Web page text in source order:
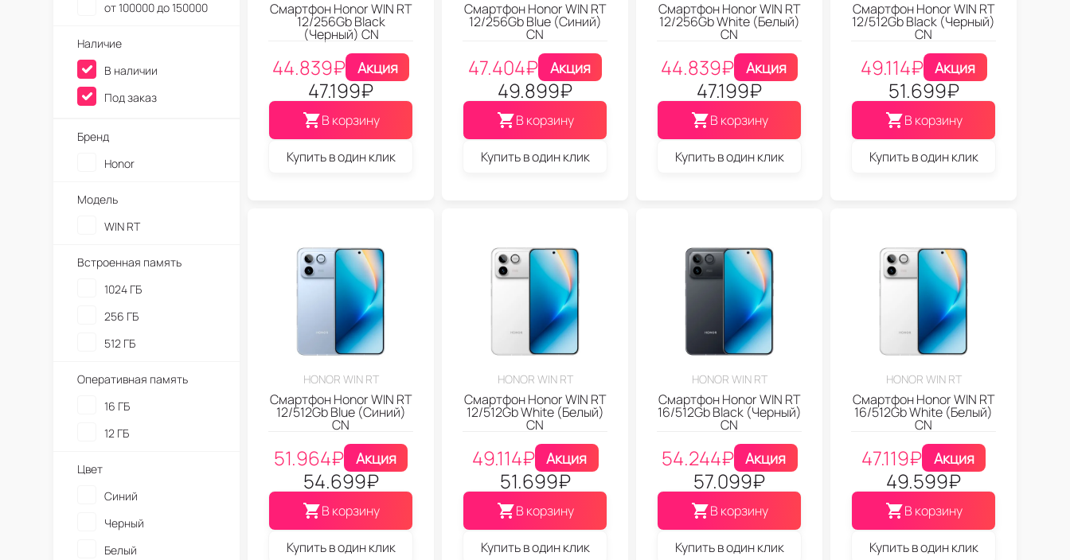
Смартфон Honor WIN RT
12/256Gb Black
(Черный) CN
44.839₽ Акция
47.199₽
В корзину
Купить в один клик
Смартфон Honor WIN RT
12/256Gb Blue (Синий)
CN
47.404₽ Акция
49.899₽
В корзину
Купить в один клик
Смартфон Honor WIN RT
12/256Gb White (Белый)
CN
44.839₽ Акция
47.199₽
В корзину
Купить в один клик
Смартфон Honor WIN RT
12/512Gb Black (Черный)
CN
49.114₽ Акция
51.699₽
В корзину
Купить в один клик
HONOR WIN RT
Смартфон Honor WIN RT
12/512Gb Blue (Синий)
CN
51.964₽ Акция
54.699₽
В корзину
Купить в один клик
HONOR WIN RT
Смартфон Honor WIN RT
12/512Gb White (Белый)
CN
49.114₽ Акция
51.699₽
В корзину
Купить в один клик
HONOR WIN RT
Смартфон Honor WIN RT
16/512Gb Black (Черный)
CN
54.244₽ Акция
57.099₽
В корзину
Купить в один клик
HONOR WIN RT
Смартфон Honor WIN RT
16/512Gb White (Белый)
CN
47.119₽ Акция
49.599₽
В корзину
Купить в один клик
от 100000 до 150000
Наличие
В наличии
Под заказ
Бренд
Honor
Модель
WIN RT
Встроенная память
1024 ГБ
256 ГБ
512 ГБ
Оперативная память
16 ГБ
12 ГБ
Цвет
Синий
Черный
Белый